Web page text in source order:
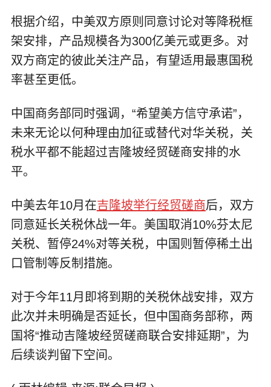
根据介绍，中美双方原则同意讨论对等降税框
架安排，产品规模各为300亿美元或更多。对
双方商定的彼此关注产品，有望适用最惠国税
率甚至更低。
中国商务部同时强调，“希望美方信守承诺”，
未来无论以何种理由加征或替代对华关税，关
税水平都不能超过吉隆坡经贸磋商安排的水
平。
中美去年10月在吉隆坡举行经贸磋商后，双方
同意延长关税休战一年。美国取消10%芬太尼
关税、暂停24%对等关税，中国则暂停稀土出
口管制等反制措施。
对于今年11月即将到期的关税休战安排，双方
此次并未明确是否延长，但中国商务部称，两
国将“推动吉隆坡经贸磋商联合安排延期”，为
后续谈判留下空间。